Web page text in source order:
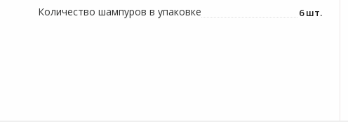
Количество шампуров в упаковке 6 шт.